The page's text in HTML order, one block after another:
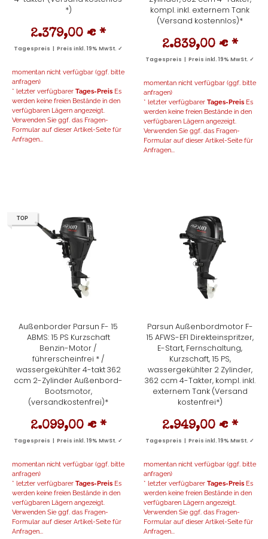
*)
2.379,00 € *
Tagespreis | Preis inkl. 19% MwSt. ✓
momentan nicht verfügbar (ggf. bitte
anfragen)
* letzter verfügbarer Tages-Preis Es
werden keine freien Bestände in den
verfügbaren Lägern angezeigt.
Verwenden Sie ggf. das Fragen-
Formular auf dieser Artikel-Seite für
Anfragen...
kompl. inkl. externem Tank
(Versand kostennlos)*
2.839,00 € *
Tagespreis | Preis inkl. 19% MwSt. ✓
momentan nicht verfügbar (ggf. bitte
anfragen)
* letzter verfügbarer Tages-Preis Es
werden keine freien Bestände in den
verfügbaren Lägern angezeigt.
Verwenden Sie ggf. das Fragen-
Formular auf dieser Artikel-Seite für
Anfragen...
TOP
Außenborder Parsun F- 15
ABMS: 15 PS Kurzschaft
Benzin-Motor /
führerscheinfrei * /
wassergekühlter 4-takt 362
ccm 2-Zylinder Außenbord-
Bootsmotor,
(versandkostenfrei)*
2.099,00 € *
Tagespreis | Preis inkl. 19% MwSt. ✓
momentan nicht verfügbar (ggf. bitte
anfragen)
* letzter verfügbarer Tages-Preis Es
werden keine freien Bestände in den
verfügbaren Lägern angezeigt.
Verwenden Sie ggf. das Fragen-
Formular auf dieser Artikel-Seite für
Anfragen...
Parsun Außenbordmotor F-
15 AFWS-EFI Direkteinspritzer,
E-Start, Fernschaltung,
Kurzschaft, 15 PS,
wassergekühlter 2 Zylinder,
362 ccm 4-Takter, kompl. inkl.
externem Tank (Versand
kostenfrei*)
2.949,00 € *
Tagespreis | Preis inkl. 19% MwSt. ✓
momentan nicht verfügbar (ggf. bitte
anfragen)
* letzter verfügbarer Tages-Preis Es
werden keine freien Bestände in den
verfügbaren Lägern angezeigt.
Verwenden Sie ggf. das Fragen-
Formular auf dieser Artikel-Seite für
Anfragen...